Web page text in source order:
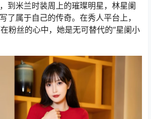
到米兰时装周上的璀璨明星，林星阑
了属于自己的传奇。在秀人平台上，
粉丝的心中，她是无可替代的“星阑小